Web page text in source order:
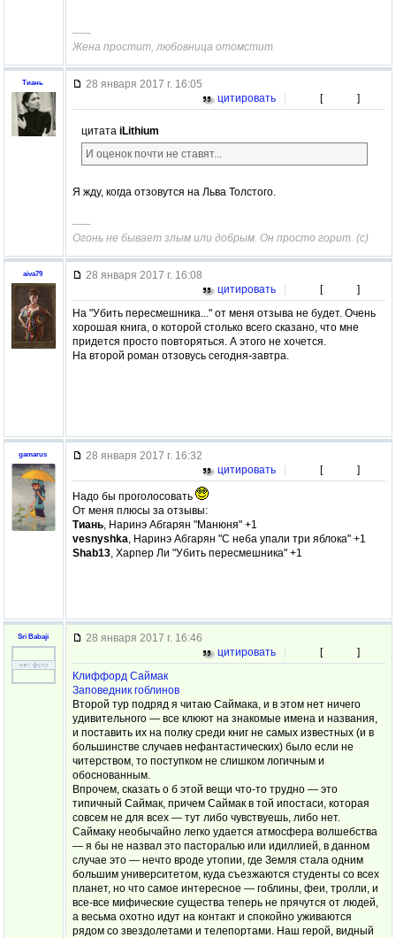
–––
Жена простит, любовница отомстит
Тиань
28 января 2017 г. 16:05
цитировать
| [ ]
цитата iLithium
И оценок почти не ставят...
Я жду, когда отзовутся на Льва Толстого.
–––
Огонь не бывает злым или добрым. Он просто горит. (с)
aiva79
28 января 2017 г. 16:08
цитировать
| [
]
На "Убить пересмешника..." от меня отзыва не будет. Очень
хорошая книга, о которой столько всего сказано, что мне
придется просто повторяться. А этого не хочется.
На второй роман отзовусь сегодня-завтра.
gamarus
28 января 2017 г. 16:32
цитировать
| [ ]
Надо бы проголосовать
От меня плюсы за отзывы:
Тиань, Наринэ Абгарян "Манюня" +1
vesnyshka, Наринэ Абгарян "С неба упали три яблока" +1
Shab13, Харпер Ли "Убить пересмешника" +1
Sri Babaji
28 января 2017 г. 16:46
цитировать
| [
]
Клиффорд Саймак
Заповедник гоблинов
Второй тур подряд я читаю Саймака, и в этом нет ничего
удивительного — все клюют на знакомые имена и названия,
и поставить их на полку среди книг не самых известных (и в
большинстве случаев нефантастических) было если не
читерством, то поступком не слишком логичным и
обоснованным.
Впрочем, сказать о б этой вещи что-то трудно — это
типичный Саймак, причем Саймак в той ипостаси, которая
совсем не для всех — тут либо чувствуешь, либо нет.
Саймаку необычайно легко удается атмосфера волшебства
— я бы не назвал это пасторалью или идиллией, в данном
случае это — нечто вроде утопии, где Земля стала одним
большим университетом, куда съезжаются студенты со всех
планет, но что самое интересное — гоблины, феи, тролли, и
все-все мифические существа теперь не прячутся от людей,
а весьма охотно идут на контакт и спокойно уживаются
рядом со звездолетами и телепортами. Наш герой, видный